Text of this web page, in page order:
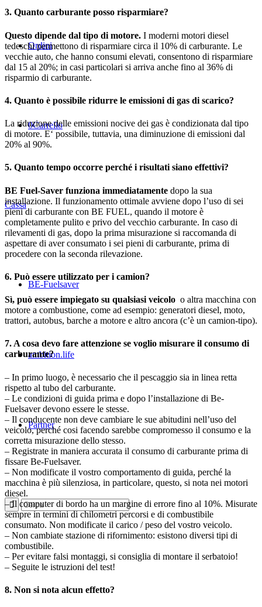
Ordini
0Carrello
Cassa
BE-Fuelsaver
ambition.life
Partner
3. Quanto carburante posso risparmiare?
Questo dipende dal tipo di motore. I moderni motori diesel
tedeschi permettono di risparmiare circa il 10% di carburante. Le
vecchie auto, che hanno consumi elevati, consentono di risparmiare
dal 15 al 20%; in casi particolari si arriva anche fino al 36% di
risparmio di carburante.
4. Quanto è possibile ridurre le emissioni di gas di scarico?
La riduzione delle emissioni nocive dei gas è condizionata dal tipo
di motore. E‘ possibile, tuttavia, una diminuzione di emissioni dal
20% al 90%.
5. Quanto tempo occorre perché i risultati siano effettivi?
BE Fuel-Saver funziona immediatamente dopo la sua
installazione. Il funzionamento ottimale avviene dopo l’uso di sei
pieni di carburante con BE FUEL, quando il motore è
completamente pulito e privo del vecchio carburante. In caso di
rilevamenti di gas, dopo la prima misurazione si raccomanda di
aspettare di aver consumato i sei pieni di carburante, prima di
procedere con la seconda rilevazione.
6. Può essere utilizzato per i camion?
Sì, può essere impiegato su qualsiasi veicolo o altra macchina con
motore a combustione, come ad esempio: generatori diesel, moto,
trattori, autobus, barche a motore e altro ancora (c’è un camion-tipo).
7. A cosa devo fare attenzione se voglio misurare il consumo di
carburante?
– In primo luogo, è necessario che il pescaggio sia in linea retta
rispetto al tubo del carburante.
– Le condizioni di guida prima e dopo l’installazione di Be-
Fuelsaver devono essere le stesse.
– Il conducente non deve cambiare le sue abitudini nell’uso del
veicolo, perché cosi facendo sarebbe compromesso il consumo e la
corretta misurazione dello stesso.
– Registrate in maniera accurata il consumo di carburante prima di
fissare Be-Fuelsaver.
– Non modificate il vostro comportamento di guida, perché la
macchina è più silenziosa, in particolare, questo, si nota nei motori
diesel.
– Il computer di bordo ha un margine di errore fino al 10%. Misurate
sempre in termini di chilometri percorsi e di combustibile
consumato. Non modificate il carico / peso del vostro veicolo.
– Non cambiate stazione di rifornimento: esistono diversi tipi di
combustibile.
– Per evitare falsi montaggi, si consiglia di montare il serbatoio!
– Seguite le istruzioni del test!
8. Non si nota alcun effetto?